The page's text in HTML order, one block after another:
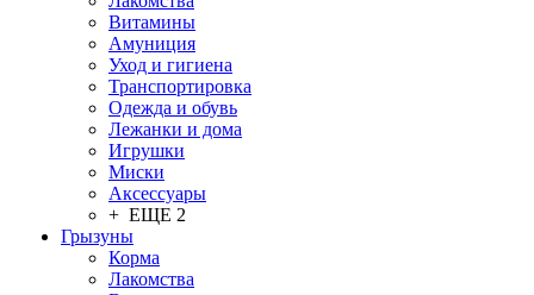
Витамины
Амуниция
Уход и гигиена
Транспортировка
Одежда и обувь
Лежанки и дома
Игрушки
Миски
Аксессуары
+ ЕЩЕ 2
Грызуны
Корма
Лакомства